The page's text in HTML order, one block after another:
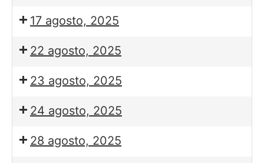
17 agosto, 2025
22 agosto, 2025
23 agosto, 2025
24 agosto, 2025
28 agosto, 2025